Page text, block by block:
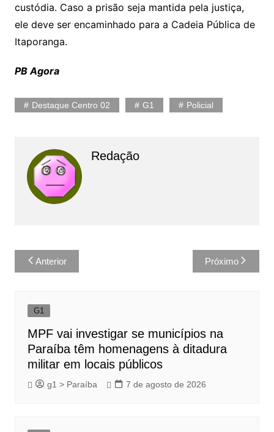
custódia. Caso a prisão seja mantida pela justiça,
ele deve ser encaminhado para a Cadeia Pública de
Itaporanga.
PB Agora
Destaque Centro 02 G1 Policial
Redação
Navegação
de
Anterior Próximo
G1
MPF vai investigar se municípios na
Paraíba têm homenagens à ditadura
militar em locais públicos
g1 > Paraíba 7 de agosto de 2026